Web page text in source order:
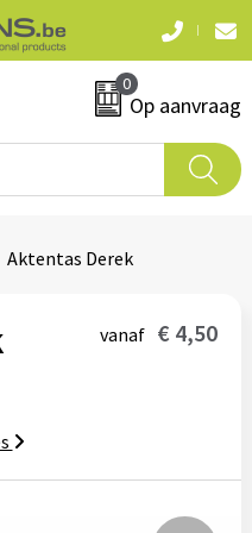
0
Op aanvraag
Aktentas Derek
vanaf € 4,50